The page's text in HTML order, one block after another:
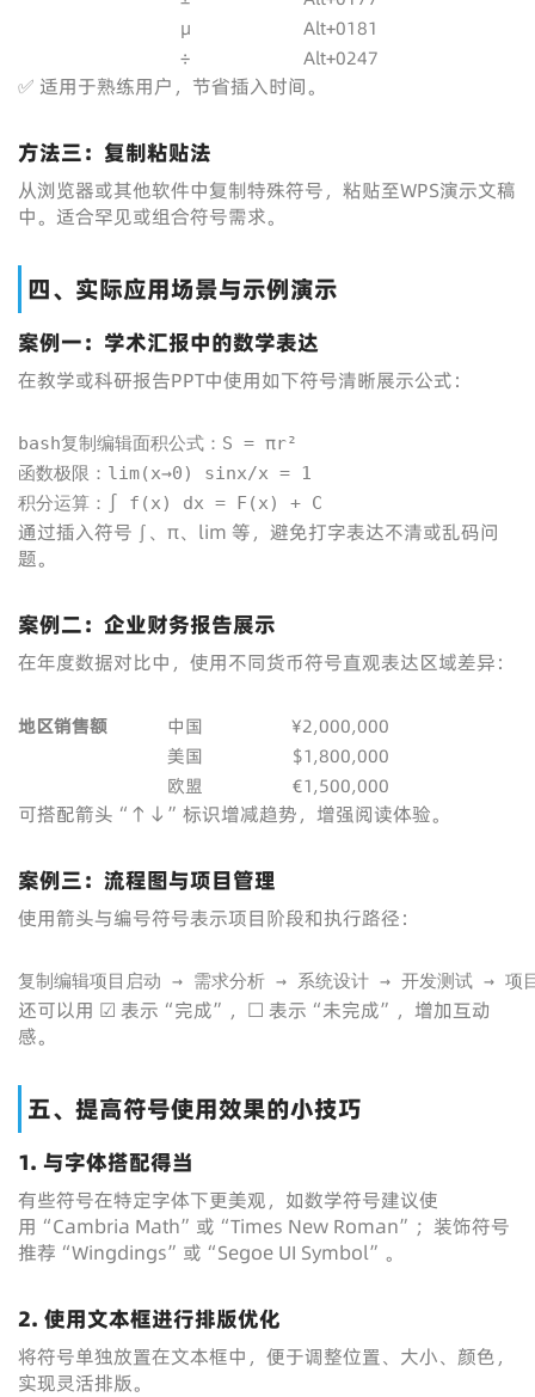
μ
Alt+0181
÷
Alt+0247
✅ 适用于熟练用户，节省插入时间。
方法三：复制粘贴法
从浏览器或其他软件中复制特殊符号，粘贴至WPS演示文稿
中。适合罕见或组合符号需求。
四、实际应用场景与示例演示
案例一：学术汇报中的数学表达
在教学或科研报告PPT中使用如下符号清晰展示公式：
bash复制编辑面积公式：S = πr²
函数极限：lim(x→0) sinx/x = 1
积分运算：∫ f(x) dx = F(x) + C
通过插入符号 ∫、π、lim 等，避免打字表达不清或乱码问
题。
案例二：企业财务报告展示
在年度数据对比中，使用不同货币符号直观表达区域差异：
地区销售额 中国
¥2,000,000
美国
$1,800,000
欧盟
€1,500,000
可搭配箭头“↑↓”标识增减趋势，增强阅读体验。
案例三：流程图与项目管理
使用箭头与编号符号表示项目阶段和执行路径：
复制编辑项目启动 → 需求分析 → 系统设计 → 开发测试 → 项
还可以用 ☑ 表示“完成”，☐ 表示“未完成”，增加互动
感。
五、提高符号使用效果的小技巧
1. 与字体搭配得当
有些符号在特定字体下更美观，如数学符号建议使
用“Cambria Math”或“Times New Roman”；装饰符号
推荐“Wingdings”或“Segoe UI Symbol”。
2. 使用文本框进行排版优化
将符号单独放置在文本框中，便于调整位置、大小、颜色，
实现灵活排版。